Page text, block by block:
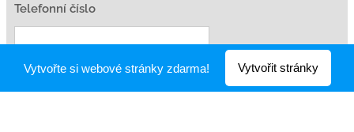
Telefonní číslo
Fakturační údaje v případě rezervace prostor
Vytvořte si webové stránky zdarma! Vytvořit stránky